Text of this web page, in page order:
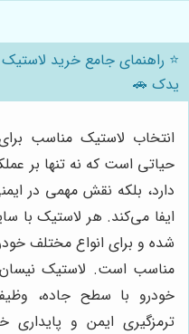
⭐️ راهنمای جامع خرید
یدک 🚗
انتخاب لاستیک مناسب
حیاتی است که نه تنها بر
دارد، بلکه نقش مهمی در
ایفا می‌کند. هر لاستیک
شده و برای انواع مختلف
مناسب است. لاستیک
خودرو با سطح جاده،
ترمزگیری ایمن و پایداری